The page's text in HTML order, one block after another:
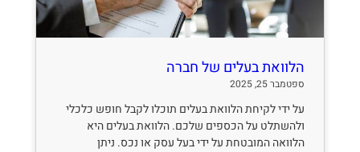
הלוואת בעלים של חברה
ספטמבר 25, 2025
על ידי לקיחת הלוואת בעלים תוכלו לקבל חופש כלכלי
ולהשתלט על הכספים שלכם. הלוואת בעלים היא
הלוואה המובטחת על ידי בעל עסק או נכס. ניתן